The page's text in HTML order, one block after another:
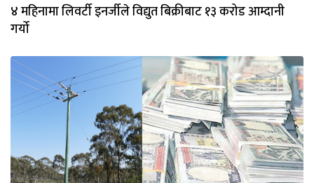
४ महिनामा लिवर्टी इनर्जीले विद्युत बिक्रीबाट १३ करोड आम्दानी
गर्यो